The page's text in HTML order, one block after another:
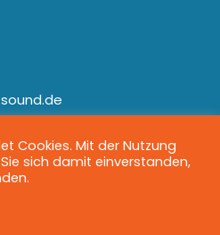
Cookies. Mit der Nutzung
sich damit einverstanden,